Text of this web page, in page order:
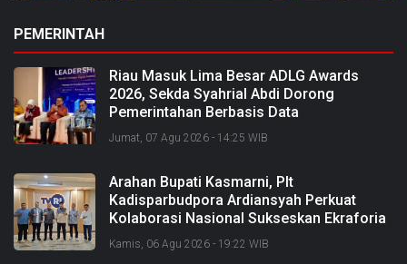
PEMERINTAH
Riau Masuk Lima Besar ADLG Awards
2026, Sekda Syahrial Abdi Dorong
Pemerintahan Berbasis Data
Jumat, 07 Agu 2026 - 14:25 WIB
Arahan Bupati Kasmarni, Plt
Kadisparbudpora Ardiansyah Perkuat
Kolaborasi Nasional Sukseskan Ekraforia
2026 dan Bangun Bengkalis sebagai
Kabupaten Kreatif
Kamis, 06 Agu 2026 - 19:22 WIB